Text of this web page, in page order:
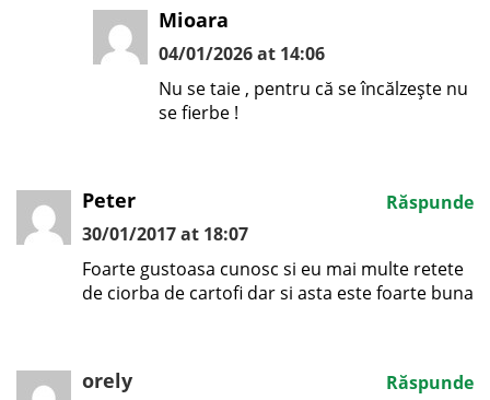
Mioara
04/01/2026 at 14:06
Nu se taie , pentru că se încălzește nu
se fierbe !
Peter
30/01/2017 at 18:07
Foarte gustoasa cunosc si eu mai multe retete
de ciorba de cartofi dar si asta este foarte buna
Răspunde
orely Răspunde